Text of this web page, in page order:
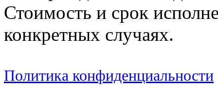
Стоимость и срок
конкретных случаях.
Политика конфиденциальности